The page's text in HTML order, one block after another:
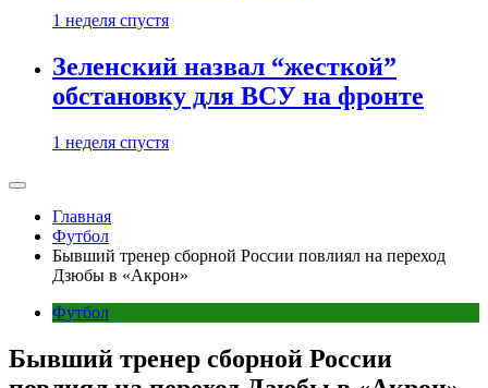
1 неделя спустя
Зеленский назвал “жесткой”
обстановку для ВСУ на фронте
1 неделя спустя
Главная
Футбол
Бывший тренер сборной России повлиял на переход
Дзюбы в «Акрон»
Футбол
Бывший тренер сборной России